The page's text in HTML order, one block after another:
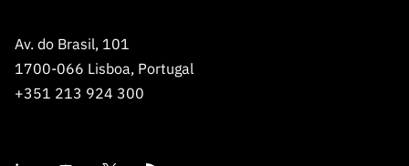
Av. do Brasil, 101
1700-066 Lisboa, Portugal
+351 213 924 300